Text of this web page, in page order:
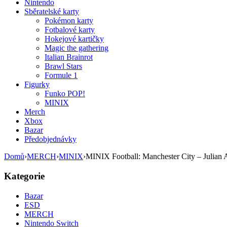
Nintendo
Sběratelské karty
Pokémon karty
Fotbalové karty
Hokejové kartičky
Magic the gathering
Italian Brainrot
Brawl Stars
Formule 1
Figurky
Funko POP!
MINIX
Merch
Xbox
Bazar
Předobjednávky
Domů›MERCH›MINIX›MINIX Football: Manchester City – Julian
Kategorie
Bazar
ESD
MERCH
Nintendo Switch